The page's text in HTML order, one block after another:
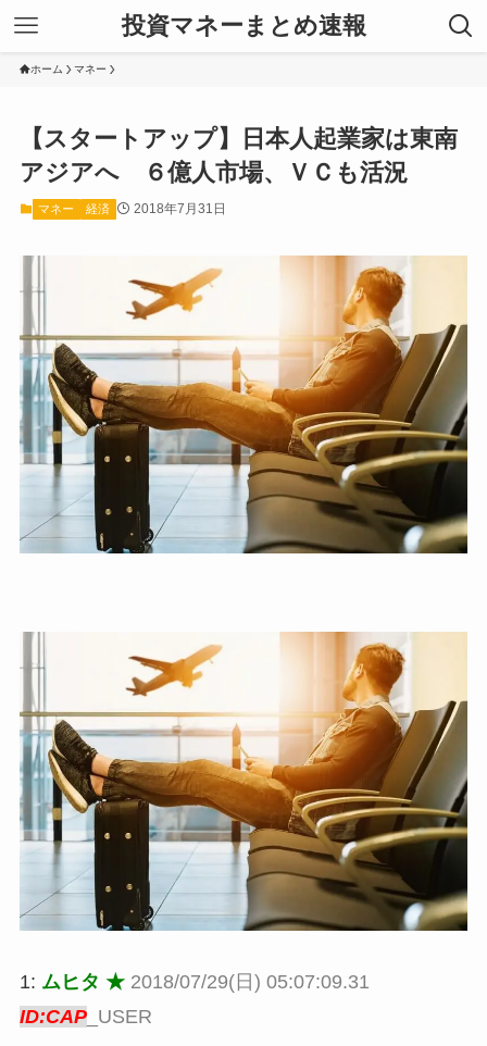
投資マネーまとめ速報
ホーム マネー
【スタートアップ】日本人起業家は東南
アジアへ ６億人市場、ＶＣも活況
マネー 経済 2018年7月31日
1: ムヒタ ★ 2018/07/29(日) 05:07:09.31
ID:CAP_USER